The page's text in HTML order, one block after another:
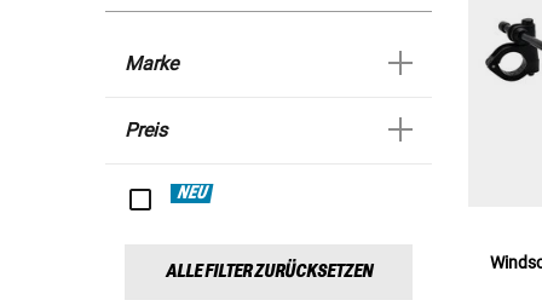
Marke
Preis
NEU
ALLE FILTER ZURÜCKSETZEN